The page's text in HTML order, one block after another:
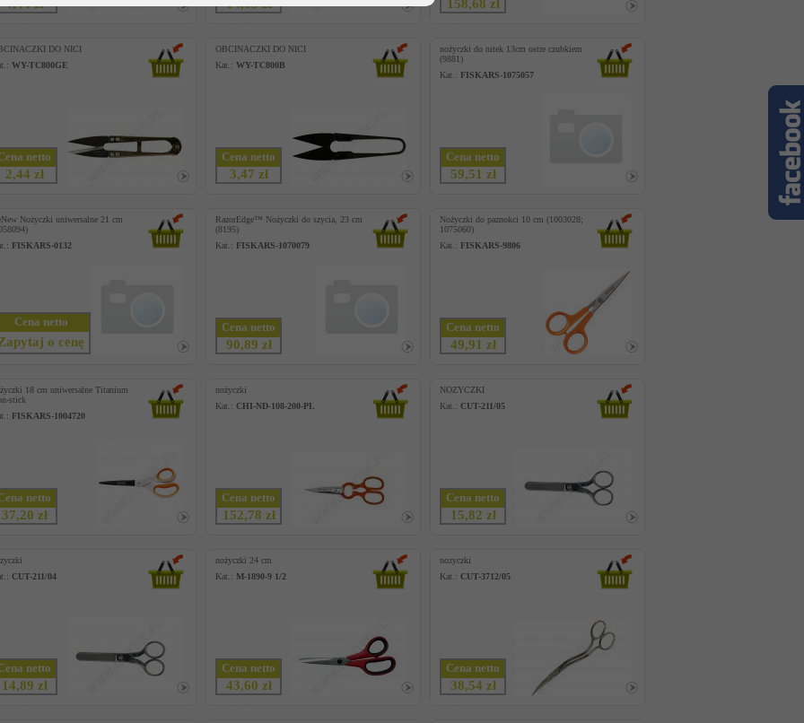
4,44 zł 14,09 zł 158,68 zł
DO NICI
WY-TC800GE
netto
2,44 zł
OBCINACZKI DO NICI
Kat.: WY-TC800B
Cena netto
3,47 zł
nożyczki do nitek 13cm ostre czubkiem
(9881)
Kat.: FISKARS-1075057
Cena netto
59,51 zł
Nożyczki uniwersalne 21 cm
FISKARS-0132
Cena netto
o cenę
RazorEdge™ Nożyczki do szycia, 23 cm
(8195)
Kat.: FISKARS-1070079
Cena netto
90,89 zł
Nożyczki do paznokci 10 cm (1003028;
1075060)
Kat.: FISKARS-9806
Cena netto
49,91 zł
18 cm uniwersalne Titanium
stick
FISKARS-1004720
netto
37,20 zł
nożyczki
Kat.: CHI-ND-108-200-PL
Cena netto
152,78 zł
NOZYCZKI
Kat.: CUT-211/05
Cena netto
15,82 zł
CUT-211/04
netto
14,89 zł
nożyczki 24 cm
Kat.: M-1890-9 1/2
Cena netto
43,60 zł
nozyczki
Kat.: CUT-3712/05
Cena netto
38,54 zł